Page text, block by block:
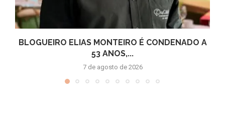
BLOGUEIRO ELIAS MONTEIRO É CONDENADO A
53 ANOS,...
7 de agosto de 2026